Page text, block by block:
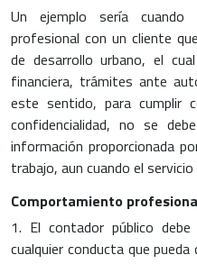
Un ejemplo sería
profesional con un cliente
de desarrollo urbano, el
financiera, trámites ante
este sentido, para cumplir
confidencialidad, no se
información proporcionada
trabajo, aun cuando el
Comportamiento
1. El contador público
cualquier conducta que